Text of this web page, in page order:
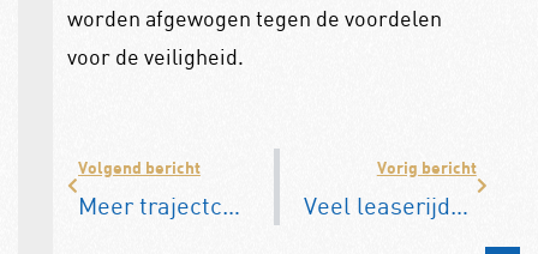
worden afgewogen tegen de voordelen
voor de veiligheid.
Volgend bericht
Meer trajectcontroles op provinciale wegen
Vorig bericht
Veel leaserijders verruilen diesel voor EV